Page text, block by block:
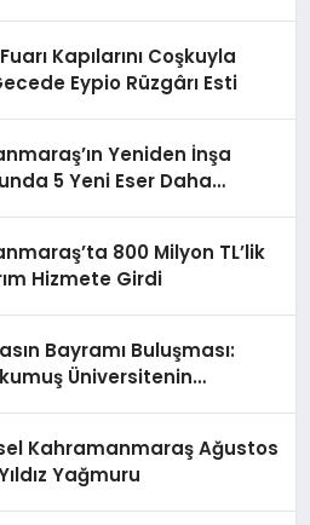
Kapılarını Coşkuyla
Eypio Rüzgârı Esti
Yeniden İnşa
5 Yeni Eser Daha
800 Milyon TL’lik
Hizmete Girdi
Bayramı Buluşması:
Üniversitenin
Kahramanmaraş Ağustos
Yağmuru